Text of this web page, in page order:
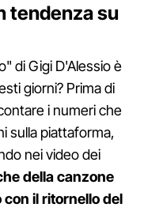
tendenza su
di Gigi D'Alessio è
giorni? Prima di
i numeri che
sulla piattaforma,
nei video dei
della canzone
il ritornello del